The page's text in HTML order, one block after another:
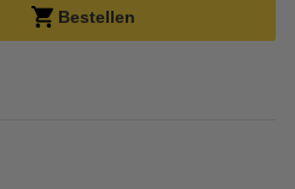
Bestellen